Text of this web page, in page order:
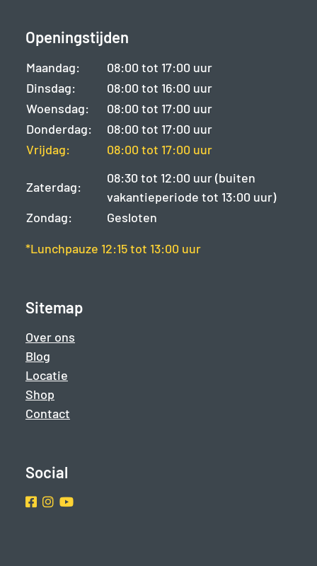
Openingstijden
Maandag:
08:00 tot 17:00 uur
Dinsdag:
08:00 tot 16:00 uur
Woensdag:
08:00 tot 17:00 uur
Donderdag:
08:00 tot 17:00 uur
Vrijdag:
08:00 tot 17:00 uur
Zaterdag:
08:30 tot 12:00 uur (buiten
vakantieperiode tot 13:00 uur)
Zondag:
Gesloten
*Lunchpauze 12:15 tot 13:00 uur
Sitemap
Over ons
Blog
Locatie
Shop
Contact
Social
Facebook
Instragram
Youtube